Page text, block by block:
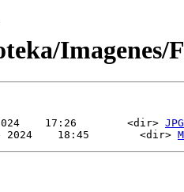
Imagenes/
17:26        <dir> JPG
2024    18:45        <dir>